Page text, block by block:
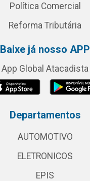
Política Comercial
Reforma Tributária
Baixe já nosso APP
App Global Atacadista
Departamentos
AUTOMOTIVO
ELETRONICOS
EPIS